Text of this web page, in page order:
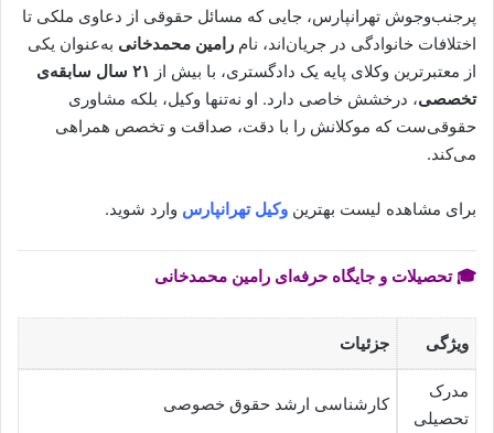
پرجنب‌وجوش تهرانپارس، جایی که مسائل حقوقی از دعاوی ملکی تا
اختلافات خانوادگی در جریان‌اند، نام رامین محمدخانی به‌عنوان یکی
از معتبرترین وکلای پایه یک دادگستری، با بیش از
۲۱ سال سابقه‌ی
تخصصی، درخشش خاصی دارد. او نه‌تنها وکیل، بلکه مشاوری
حقوقی‌ست که موکلانش را با دقت، صداقت و تخصص همراهی
می‌کند.
برای مشاهده لیست بهترین وکیل تهرانپارس وارد شوید.
🎓 تحصیلات و جایگاه حرفه‌ای رامین محمدخانی
ویژگی جزئیات
مدرک
تحصیلی
کارشناسی ارشد حقوق خصوصی